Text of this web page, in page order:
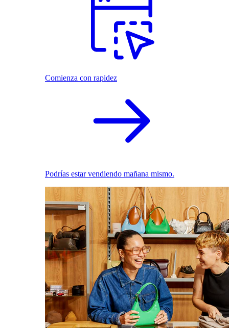
Comienza con rapidez
Podrías estar vendiendo mañana mismo.